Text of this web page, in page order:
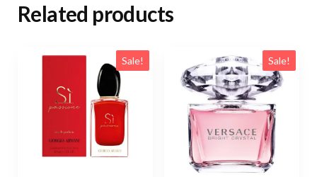
Related products
Sale! Sale!